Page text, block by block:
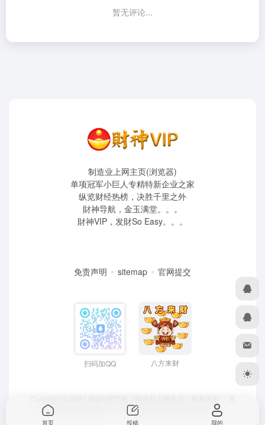
暂无评论...
制造业上网主页(浏览器)
单项冠军小巨人专精特新企业之家
纵览财经热榜，决胜千里之外
財神导航，金玉满堂。。。
財神VIP，发財So Easy。。。
免责声明 sitemap 官网提交
扫码加QQ 八方来财
ICP备2022039259号
、 粤公网安备44190002007732号
首页 投稿 我的